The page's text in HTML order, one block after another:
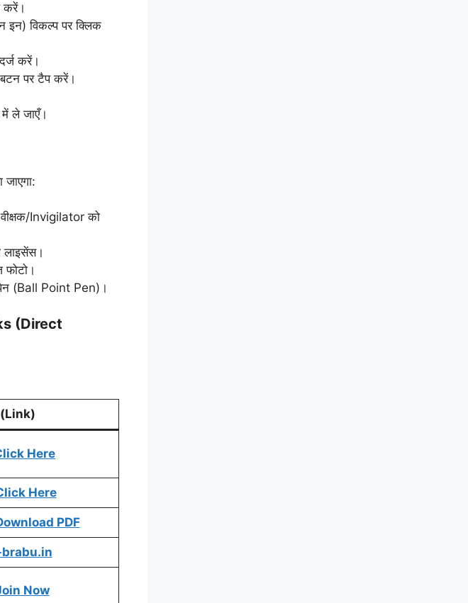
करें।
इन) विकल्प पर क्लिक
करें।
पर टैप करें।
ले जाएँ।
वीक्षक/Invigilator को
लाइसेंस।
फोटो।
पेन (Ball Point Pen)।
(Direct
(Link)
Here
Here
PDF
Now